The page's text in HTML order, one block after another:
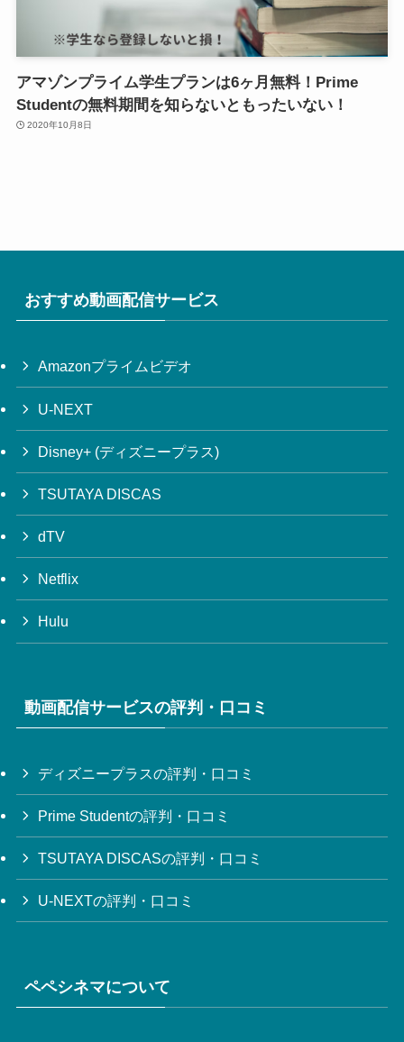
アマゾンプライム学生プランは6ヶ月無料！Prime
Studentの無料期間を知らないともったいない！
2020年10月8日
おすすめ動画配信サービス
Amazonプライムビデオ
U-NEXT
Disney+ (ディズニープラス)
TSUTAYA DISCAS
dTV
Netflix
Hulu
動画配信サービスの評判・口コミ
ディズニープラスの評判・口コミ
Prime Studentの評判・口コミ
TSUTAYA DISCASの評判・口コミ
U-NEXTの評判・口コミ
ペペシネマについて